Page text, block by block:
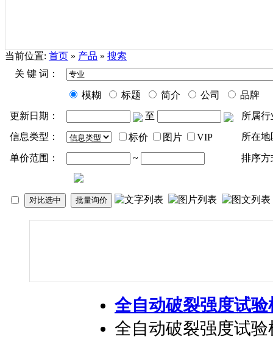
当前位置: 首页 » 产品 » 搜索
关 键 词：
模糊 标题 简介 公司
品牌
更新日期：
至
所属行
信息类型：
标价 图片 VIP 所在地
单价范围： ~ 排序方
全自动破裂强度试
全自动破裂强度试